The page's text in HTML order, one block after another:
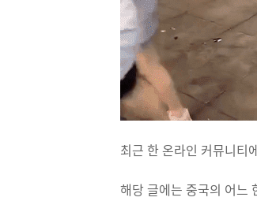
최근 한 온라인 커뮤니
해당 글에는 중국의 어느